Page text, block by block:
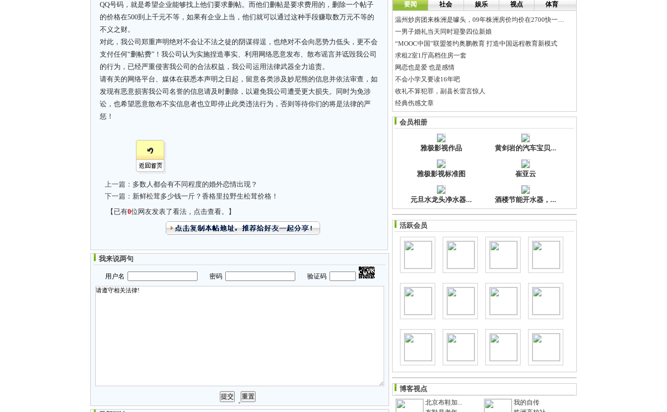
QQ号码，就是希望企业能够找上他们要求删帖。而他们删帖是要求费用的，删除一个帖子
的价格在500到上千元不等，如果有企业上当，他们就可以通过这种手段赚取数万元不等的
不义之财。
对此，我公司郑重声明绝对不会让不法之徒的阴谋得逞，也绝对不会向恶势力低头，更不会
支付任何“删帖费”！我公司认为实施捏造事实、利用网络恶意发布、散布谣言并诋毁我公司
的行为，已经严重侵害我公司的合法权益，我公司运用法律武器全力追责。
请有关的网络平台、媒体在获悉本声明之日起，留意各类涉及妙尼熊的信息并依法审查，如
发现有恶意损害我公司名誉的信息请及时删除，以避免我公司遭受更大损失。同时为免涉
讼，也希望恶意散布不实信息者也立即停止此类违法行为，否则等待你们的将是法律的严
惩！
上一篇： 多数人都会有不同程度的婚外恋情出现？
下一篇： 新鲜松茸多少钱一斤？香格里拉野生松茸价格！
【已有0位网友发表了看法，点击查看。】
我来说两句
用户名 密码 验证码
要闻
社会 娱乐 视点 体育
温州炒房团来株洲是噱头，09年株洲房价均价在2700快一平方
一男子婚礼当天同时迎娶四位新娘
“MOOC中国”联盟签约奥鹏教育 打造中国远程教育新模式
求租2室1厅高档住房一套
网恋也是爱 也是感情
不会小学又要读16年吧
收礼不算犯罪，副县长雷言惊人
经典伤感文章
山东湘考察长株潭“两型社会”建设
奶不涨就是奶不够吗？
会员相册
雅极影视作品 黄剑岩的汽车宝贝...
雅极影视标准图 崔亚云
元旦水龙头净水器... 酒楼节能开水器，...
活跃会员
博客视点
北京布鞋加...
我的自传